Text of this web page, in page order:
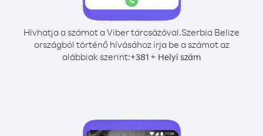
Hívhatja a számot a Viber tárcsázóval.Szerbia Belize
országból történő hívásához írja be a számot az
alábbiak szerint:+381 + Helyi szám